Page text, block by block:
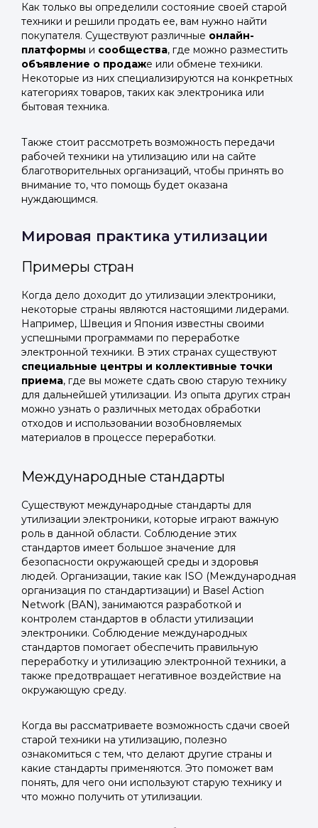
Как только вы определили состояние своей старой
техники и решили продать ее, вам нужно найти
покупателя. Существуют различные онлайн-
платформы и сообщества, где можно разместить
объявление о продаже или обмене техники.
Некоторые из них специализируются на конкретных
категориях товаров, таких как электроника или
бытовая техника.
Также стоит рассмотреть возможность передачи
рабочей техники на утилизацию или на сайте
благотворительных организаций, чтобы принять во
внимание то, что помощь будет оказана
нуждающимся.
Мировая практика утилизации
Примеры стран
Когда дело доходит до утилизации электроники,
некоторые страны являются настоящими лидерами.
Например, Швеция и Япония известны своими
успешными программами по переработке
электронной техники. В этих странах существуют
специальные центры и коллективные точки
приема, где вы можете сдать свою старую технику
для дальнейшей утилизации. Из опыта других стран
можно узнать о различных методах обработки
отходов и использовании возобновляемых
материалов в процессе переработки.
Международные стандарты
Существуют международные стандарты для
утилизации электроники, которые играют важную
роль в данной области. Соблюдение этих
стандартов имеет большое значение для
безопасности окружающей среды и здоровья
людей. Организации, такие как ISO (Международная
организация по стандартизации) и Basel Action
Network (BAN), занимаются разработкой и
контролем стандартов в области утилизации
электроники. Соблюдение международных
стандартов помогает обеспечить правильную
переработку и утилизацию электронной техники, а
также предотвращает негативное воздействие на
окружающую среду.
Когда вы рассматриваете возможность сдачи своей
старой техники на утилизацию, полезно
ознакомиться с тем, что делают другие страны и
какие стандарты применяются. Это поможет вам
понять, для чего они используют старую технику и
что можно получить от утилизации.